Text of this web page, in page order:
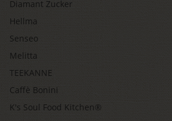
Diamant Zucker
Hellma
Senseo
Melitta
TEEKANNE
Caffè Bonini
K's Soul Food Kitchen®